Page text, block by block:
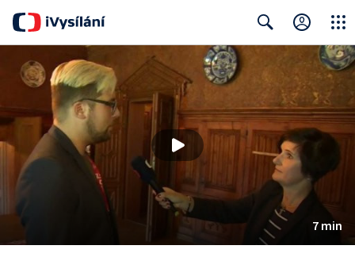
Close
7 min